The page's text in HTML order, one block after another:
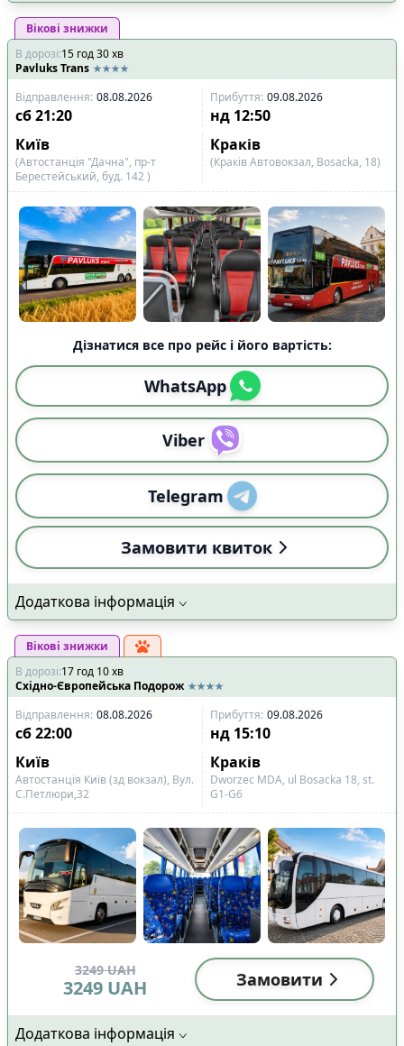
Вікові знижки
В дорозі:15 год30хв
Pavluks Trans
Відправлення: 08.08.2026 Прибуття: 09.08.2026
сб21:20 нд 12:50
Київ
Краків
(Автостанція "Дачна", пр-т
Берестейський, буд. 142 )
(Краків Автовокзал, Bosacka, 18)
Дізнатися все про рейс і його вартість:
WhatsApp
Viber
Telegram
Замовити квиток
Додаткова інформація
Вікові знижки
В дорозі:17 год 10хв
Східно-Європейська Подорож
Відправлення: 08.08.2026 Прибуття: 09.08.2026
сб22:00 нд 15:10
Київ
Краків
Автостанція Київ (зд вокзал), Вул.
С.Петлюри,32
Dworzec MDA, ul Bosacka 18, st.
G1-G6
3249 UAH
3249 UAH Замовити
Додаткова інформація